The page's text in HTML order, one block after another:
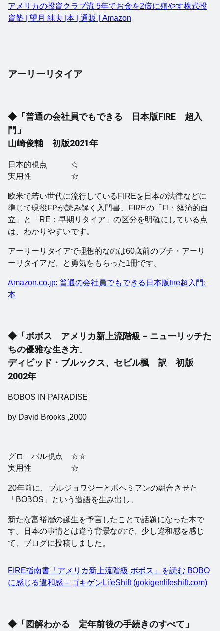
アメリカの投資クラブ流 5年でお金を2倍に殖やす株式投
資塾 | 望月 純夫 |本 | 通販 | Amazon
アーリーリタイア
◆「普通の会社員でもできる 日本版FIRE 超入
門」
山崎俊輔 初版2021年
日本的視点 ☆
実用性 ☆
欧米で若い世代に流行しているFIREを日本の法律などに
準じて現役FPが読み解く入門書。FIREの「FI：経済的自
立」と「RE：早期リタイア」の区分を明確にしている点
は、わかりやすいです。
アーリーリタイアで理想的なのは60歳前のプチ・アーリ
ーリタイアだ、と勇気をもらった1冊です。
Amazon.co.jp: 普通の会社員でもできる日本版fire超入門:
本
◆「ボボス アメリカ新上流階級 – ニューリッチた
ちの優雅な生き方」
ディビッド・ブルックス、セビル楓 訳 初版
2002年
BOBOS IN PARADISE
by David Brooks ,2000
グローバル視点 ☆☆
実用性 ☆
20年前に、ブルジョワジーとボヘミアンの融合させた
「BOBOS」という造語を生み出し、
新たな富裕層の誕生を予言したことで話題になった本で
す。日本の事情とは違う背景なので、少し違和感を感じ
て、ブログに投稿しました。
FIRE指南書「アメリカ新上流階級 ボボス」を読む BOBO
に感じる違和感 – ゴキゲンLifeShift (gokigenlifeshift.com)
◆「図解わかる 定年前後の手続きのすべて」